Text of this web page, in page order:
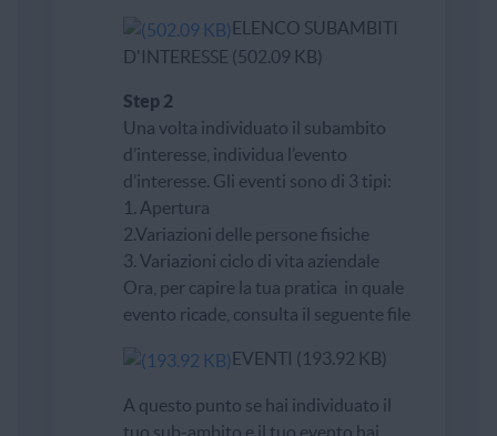
ELENCO SUBAMBITI
D'INTERESSE (502.09 KB)
Step 2
Una volta individuato il subambito
d’interesse, individua l’evento
d’interesse. Gli eventi sono di 3 tipi:
1. Apertura
2.Variazioni delle persone fisiche
3. Variazioni ciclo di vita aziendale
Ora, per capire la tua pratica in quale
evento ricade, consulta il seguente file
EVENTI (193.92 KB)
A questo punto se hai individuato il
tuo sub-ambito e il tuo evento hai